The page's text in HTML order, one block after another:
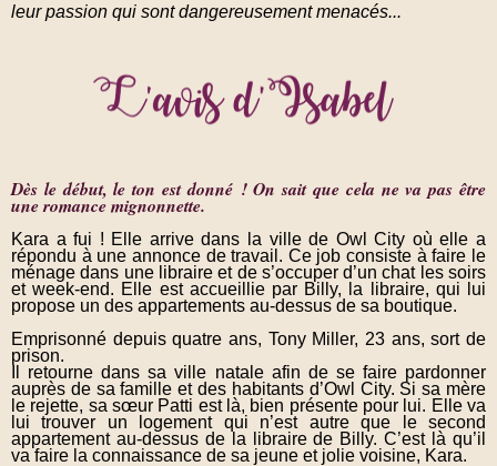
leur passion qui sont dangereusement menacés...
Dès le début, le ton est donné ! On sait que cela ne va pas être
une romance mignonnette.
Kara a fui ! Elle arrive dans la ville de Owl City où elle a
répondu à une annonce de travail. Ce job consiste à faire le
ménage dans une libraire et de s’occuper d’un chat les soirs
et week-end. Elle est accueillie par Billy, la libraire, qui lui
propose un des appartements au-dessus de sa boutique.
Emprisonné depuis quatre ans, Tony Miller, 23 ans, sort de
prison.
Il retourne dans sa ville natale afin de se faire pardonner
auprès de sa famille et des habitants d’Owl City. Si sa mère
le rejette, sa sœur Patti est là, bien présente pour lui. Elle va
lui trouver un logement qui n’est autre que le second
appartement au-dessus de la libraire de Billy. C’est là qu’il
va faire la connaissance de sa jeune et jolie voisine, Kara.